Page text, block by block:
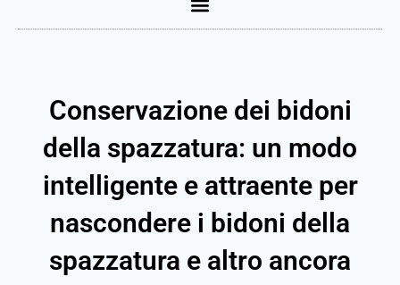
Conservazione dei bidoni
della spazzatura: un modo
intelligente e attraente per
nascondere i bidoni della
spazzatura e altro ancora